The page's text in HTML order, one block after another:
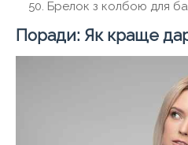
Брелок з колбою для
Поради: Як краще